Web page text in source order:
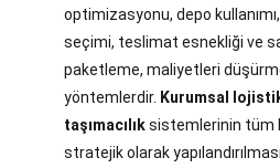
optimizasyonu, depo
seçimi, teslimat esnekliği ve
paketleme, maliyetleri
yöntemlerdir. Kurumsal
taşımacılıksistemlerinin tüm
stratejik olarak